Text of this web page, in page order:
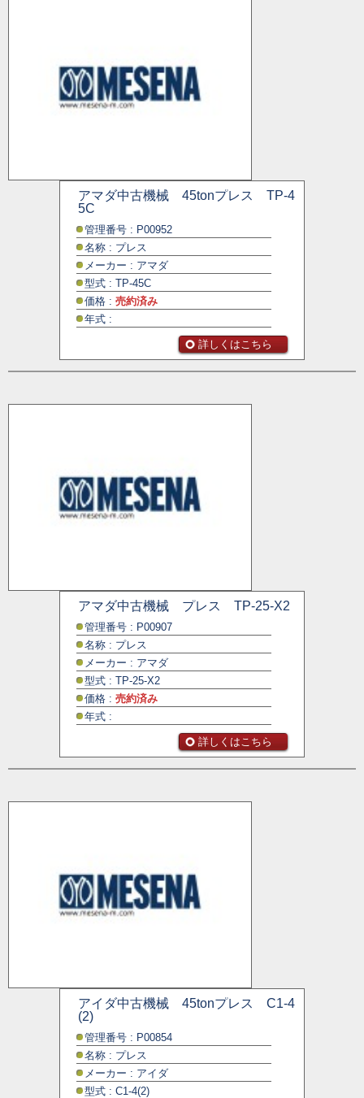
アマダ中古機械 45tonプレス TP-4
5C
管理番号 : P00952
名称 : プレス
メーカー : アマダ
型式 : TP-45C
価格 : 売約済み
年式 :
詳しくはこちら
アマダ中古機械 プレス TP-25-X2
管理番号 : P00907
名称 : プレス
メーカー : アマダ
型式 : TP-25-X2
価格 : 売約済み
年式 :
詳しくはこちら
アイダ中古機械 45tonプレス C1-4
(2)
管理番号 : P00854
名称 : プレス
メーカー : アイダ
型式 : C1-4(2)